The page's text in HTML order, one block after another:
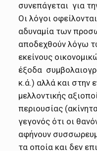
συνεπάγεται για
Οι λόγοι
αδυναμία των
αποδεχθούν λόγω
εκείνους
έξοδα
κ.ά.) αλλά και στην
μελλοντικής
περιουσίας
γεγονός ότι οι
αφήνουν
τα οποία και δεν